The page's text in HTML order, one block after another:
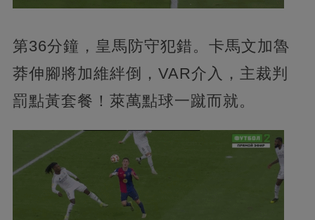
第36分鐘，皇馬防守犯錯。卡馬文加魯
莽伸腳將加維絆倒，VAR介入，主裁判
罰點黃套餐！萊萬點球一蹴而就。